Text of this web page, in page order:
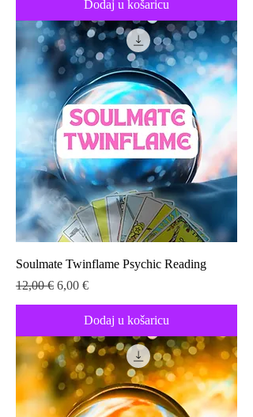
Dodaj u košaricu
Soulmate Twinflame Psychic Reading
Redovna cijena
12,00 € Cijena s popustom
6,00 €
Dodaj u košaricu